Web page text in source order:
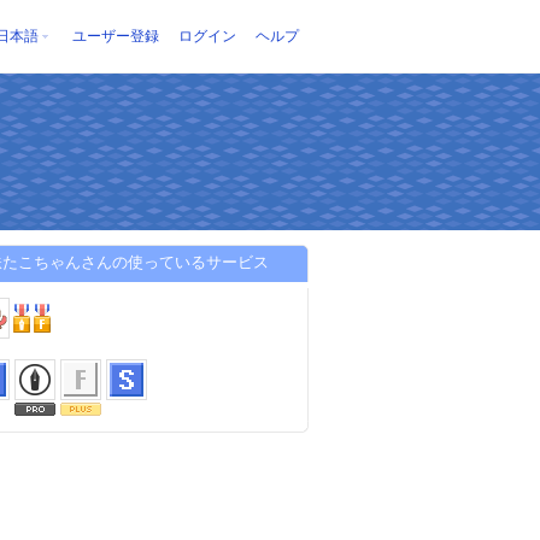
本語 ユーザー登録 ログイン ヘルプ
こちゃんさんの使っているサービス